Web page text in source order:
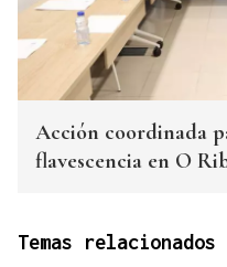
Acción coordinada
flavescencia en O
Temas relacionados